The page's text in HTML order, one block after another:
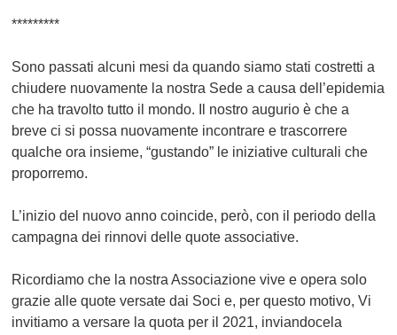
*********
Sono passati alcuni mesi da quando siamo stati costretti a
chiudere nuovamente la nostra Sede a causa dell’epidemia
che ha travolto tutto il mondo. Il nostro augurio è che a
breve ci si possa nuovamente incontrare e trascorrere
qualche ora insieme, “gustando” le iniziative culturali che
proporremo.
L’inizio del nuovo anno coincide, però, con il periodo della
campagna dei rinnovi delle quote associative.
Ricordiamo che la nostra Associazione vive e opera solo
grazie alle quote versate dai Soci e, per questo motivo, Vi
invitiamo a versare la quota per il 2021, inviandocela